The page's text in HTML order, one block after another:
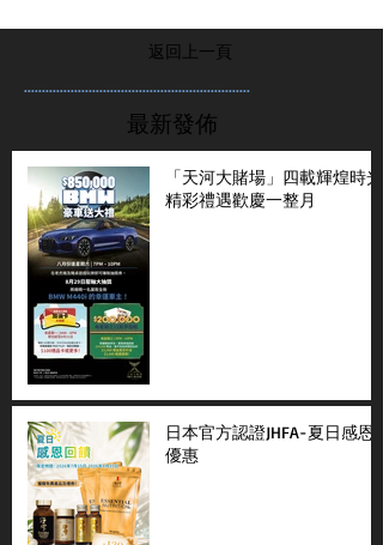
返回上一頁
...............................................................
最新發佈
「天河大賭場」四載輝煌時光
精彩禮遇歡慶一整月
日本官方認證JHFA-夏日感恩
優惠